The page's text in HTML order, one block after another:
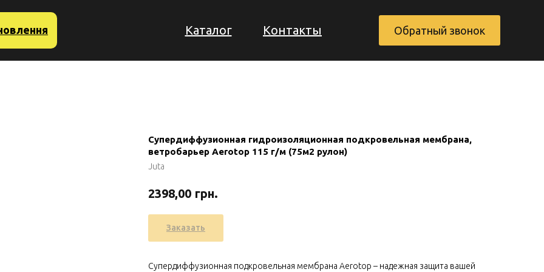
Каталог
Заказать обратный звонок
Контакты Обратный звонок
Супердиффузионная гидроизоляционная подкровельная мембрана,
ветробарьер Aerotop 115 г/м (75м2 рулон)
Juta
2398,00 грн.
Заказать
Супердиффузионная подкровельная мембрана Aerotop – надежная защита вашей